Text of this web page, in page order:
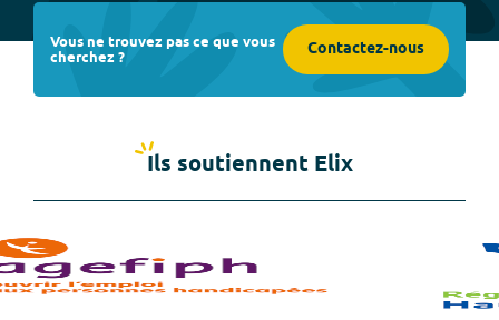
Vous ne trouvez pas ce que vous
cherchez ? Contactez-nous
Ils soutiennent Elix